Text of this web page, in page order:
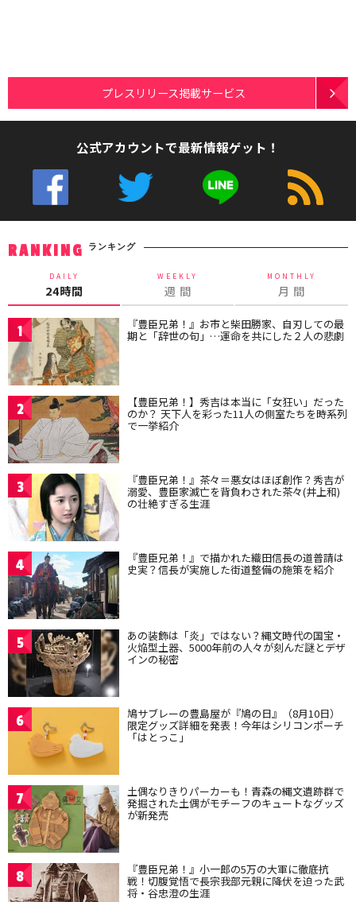
プレスリリース掲載サービス
公式アカウントで最新情報ゲット！
RANKING ランキング
DAILY
24時間
WEEKLY
週 間
MONTHLY
月 間
1 『豊臣兄弟！』お市と柴田勝家、自刃しての最
期と「辞世の句」…運命を共にした２人の悲劇
2 【豊臣兄弟！】秀吉は本当に「女狂い」だった
のか？ 天下人を彩った11人の側室たちを時系列
で一挙紹介
3 『豊臣兄弟！』茶々＝悪女はほぼ創作？秀吉が
溺愛、豊臣家滅亡を背負わされた茶々(井上和)
の壮絶すぎる生涯
4 『豊臣兄弟！』で描かれた織田信長の道普請は
史実？信長が実施した街道整備の施策を紹介
5 あの装飾は「炎」ではない？縄文時代の国宝・
火焔型土器、5000年前の人々が刻んだ謎とデザ
インの秘密
6 鳩サブレーの豊島屋が『鳩の日』（8月10日）
限定グッズ詳細を発表！今年はシリコンポーチ
「はとっこ」
7 土偶なりきりパーカーも！青森の縄文遺跡群で
発掘された土偶がモチーフのキュートなグッズ
が新発売
8 『豊臣兄弟！』小一郎の5万の大軍に徹底抗
戦！切腹覚悟で長宗我部元親に降伏を迫った武
将・谷忠澄の生涯